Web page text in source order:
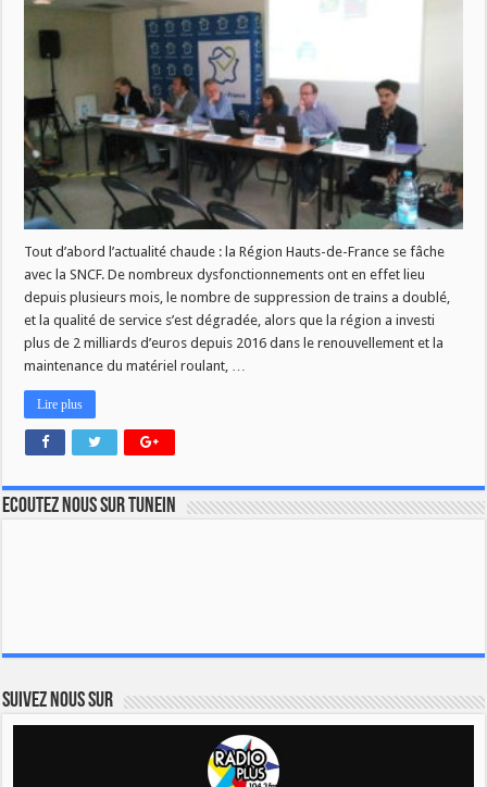
PLUS
JEUDI
28
OCTOBRE
A
11H
Tout d’abord l’actualité chaude : la Région Hauts-de-France se fâche
avec la SNCF. De nombreux dysfonctionnements ont en effet lieu
depuis plusieurs mois, le nombre de suppression de trains a doublé,
et la qualité de service s’est dégradée, alors que la région a investi
plus de 2 milliards d’euros depuis 2016 dans le renouvellement et la
maintenance du matériel roulant, …
Lire plus
Ecoutez nous sur TuneIn
Suivez nous sur